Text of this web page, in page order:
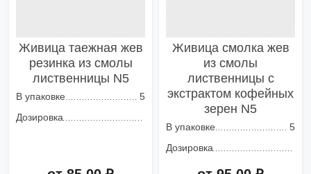
Живица таежная жев
резинка из смолы
лиственницы N5
В упаковке
5
Дозировка
Живица смолка жев
из смолы
лиственницы с
экстрактом кофейных
зерен N5
В упаковке
5
Дозировка